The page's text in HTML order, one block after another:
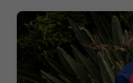
FC Barcelona club badge